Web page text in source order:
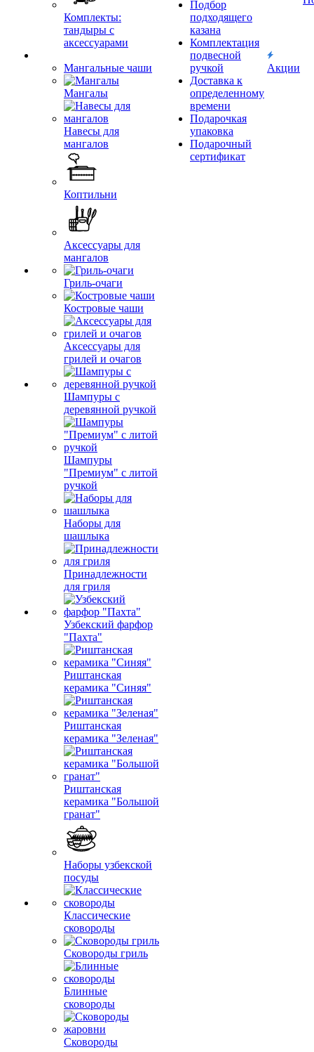
Комплекты:
тандыры с
аксессуарами
Мангальные чаши
Мангалы
Навесы для
мангалов
Коптильни
Аксессуары для
мангалов
Гриль-очаги
Костровые чаши
Аксессуары для
грилей и очагов
Шампуры с
деревянной ручкой
Шампуры
"Премиум" с литой
ручкой
Наборы для
шашлыка
Принадлежности
для гриля
Узбекский фарфор
"Пахта"
Риштанская
керамика "Синяя"
Риштанская
керамика "Зеленая"
Риштанская
керамика "Большой
гранат"
Наборы узбекской
посуды
Классические
сковороды
Сковороды гриль
Блинные
сковороды
Сковороды
Подбор
подходящего
казана
Комплектация
подвесной
ручкой
Доставка к
определенному
времени
Подарочкая
упаковка
Подарочный
сертификат
Акции